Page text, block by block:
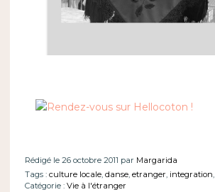
Rédigé le 26 octobre 2011 par Margarida
Tags : culture locale, danse, etranger, integration,
Catégorie : Vie à l'étranger